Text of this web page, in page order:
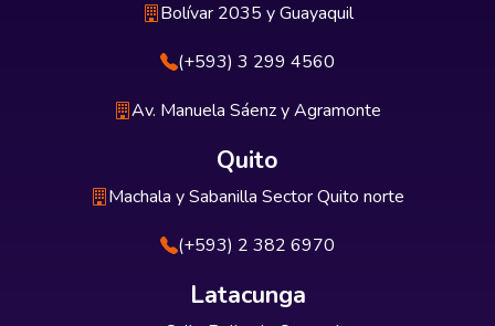
Bolívar 2035 y Guayaquil
(+593) 3 299 4560
Av. Manuela Sáenz y Agramonte
Quito
Machala y Sabanilla Sector Quito norte
(+593) 2 382 6970
Latacunga